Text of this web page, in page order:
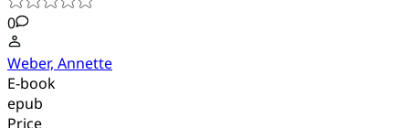
0
Weber, Annette
E-book
epub
Price